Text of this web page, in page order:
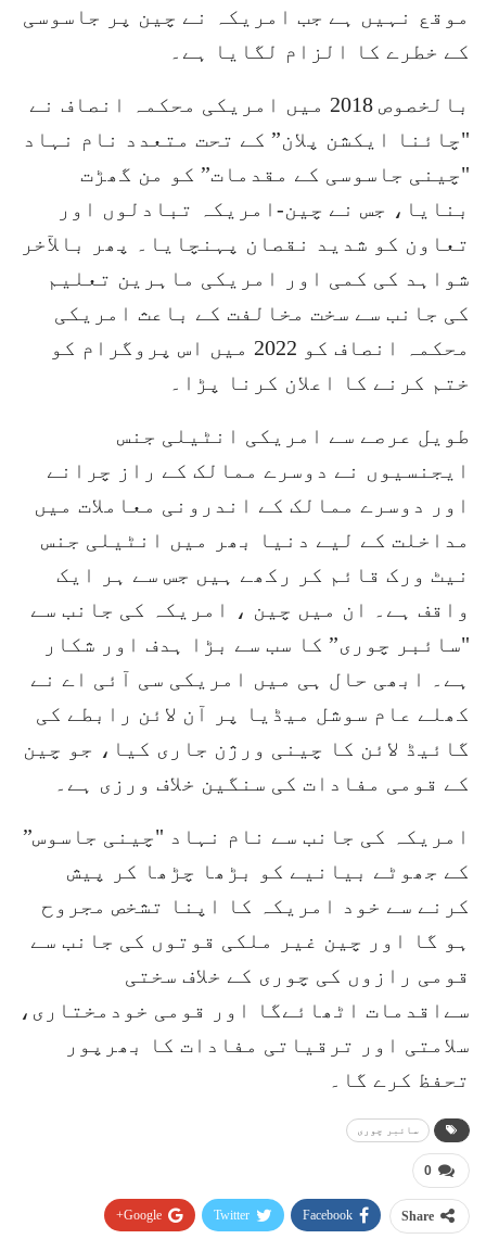
موقع نہیں ہے جب امریکہ نے چین پر جاسوسی
کے خطرے کا الزام لگایا ہے۔
بالخصوص 2018 میں امریکی محکمہ انصاف نے
"چائنا ایکشن پلان” کے تحت متعدد نام نہاد
"چینی جاسوسی کے مقدمات” کو من گھڑت
بنایا، جس نے چین-امریکہ تبادلوں اور
تعاون کو شدید نقصان پہنچایا۔ پھر بالآخر
شواہد کی کمی اور امریکی ماہرین تعلیم
کی جانب سے سخت مخالفت کے باعث امریکی
محکمہ انصاف کو 2022 میں اس پروگرام کو
ختم کرنے کا اعلان کرنا پڑا۔
طویل عرصے سے امریکی انٹیلی جنس
ایجنسیوں نے دوسرے ممالک کے راز چرانے
اور دوسرے ممالک کے اندرونی معاملات میں
مداخلت کے لیے دنیا بھر میں انٹیلی جنس
نیٹ ورک قائم کر رکھے ہیں جس سے ہر ایک
واقف ہے۔ ان میں چین ، امریکہ کی جانب سے
"سائبر چوری” کا سب سے بڑا ہدف اور شکار
ہے۔ ابھی حال ہی میں امریکی سی آئی اے نے
کھلے عام سوشل میڈیا پر آن لائن رابطے کی
گائیڈ لائن کا چینی ورژن جاری کیا، جو چین
کے قومی مفادات کی سنگین خلاف ورزی ہے۔
امریکہ کی جانب سے نام نہاد "چینی جاسوس”
کے جھوٹے بیانیے کو بڑھا چڑھا کر پیش
کرنے سے خود امریکہ کا اپنا تشخص مجروح
ہو گا اور چین غیر ملکی قوتوں کی جانب سے
قومی رازوں کی چوری کے خلاف سختی
سےاقدمات اٹھائےگا اور قومی خودمختاری،
سلامتی اور ترقیاتی مفادات کا بھرپور
تحفظ کرے گا۔
سائبر چوری
0
Share
Facebook
Twitter
Google+